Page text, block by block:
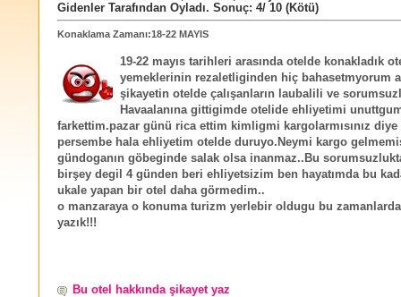
Gidenler Tarafından Oyladı. Sonuç: 4/ 10 (Kötü)
Konaklama Zamanı:18-22 MAYIS
19-22 mayıs tarihleri arasında otelde konakladık
yemeklerinin rezaletliginden hiç bahasetmyorum
şikayetin otelde çalışanların laubalili ve
Havaalanına gittigimde otelide ehliyetimi
farkettim.pazar günü rica ettim kimligmi kargolarmısınız
persembe hala ehliyetim otelde duruyo.Neymi kargo
gündoganın göbeginde salak olsa inanmaz..Bu
birşey degil 4 günden beri ehliyetsizim ben hayatımda bu
ukale yapan bir otel daha görmedim..
o manzaraya o konuma turizm yerlebir oldugu bu
yazık!!!
Bu otel hakkında şikayet yaz